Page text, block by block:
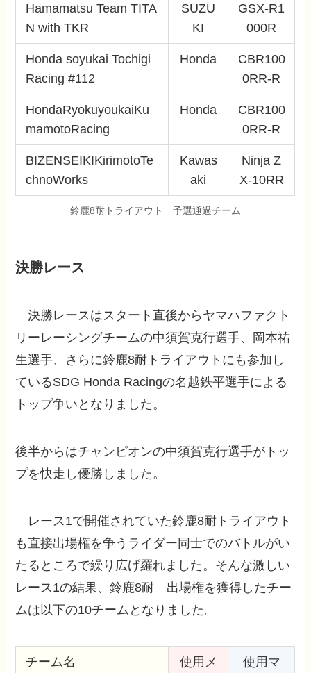
Hamamatsu Team TITA
N with TKR
SUZU
KI
GSX-R1
000R
Honda soyukai Tochigi
Racing #112
Honda
CBR100
0RR-R
HondaRyokuyoukaiKu
mamotoRacing
Honda
CBR100
0RR-R
BIZENSEIKIKirimotoTe
chnoWorks
Kawas
aki
Ninja Z
X-10RR
鈴鹿8耐トライアウト 予選通過チーム
決勝レース
決勝レースはスタート直後からヤマハファクト
リーレーシングチームの中須賀克行選手、岡本祐
生選手、さらに鈴鹿8耐トライアウトにも参加し
ているSDG Honda Racingの名越鉄平選手による
トップ争いとなりました。
後半からはチャンピオンの中須賀克行選手がトッ
プを快走し優勝しました。
レース1で開催されていた鈴鹿8耐トライアウト
も直接出場権を争うライダー同士でのバトルがい
たるところで繰り広げ羅れました。そんな激しい
レース1の結果、鈴鹿8耐 出場権を獲得したチー
ムは以下の10チームとなりました。
チーム名
使用メ
使用マ